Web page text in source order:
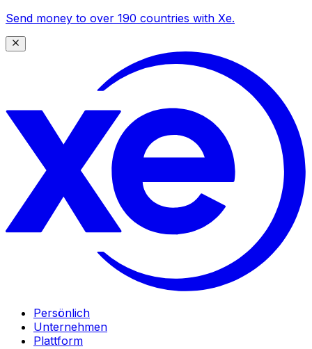
Send money to over 190 countries with Xe.
Persönlich
Unternehmen
Plattform